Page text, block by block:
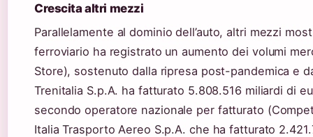
Crescita altri mezzi
Parallelamente al dominio dell’auto, altri mezzi
ferroviario ha registrato un aumento dei volumi
Store), sostenuto dalla ripresa post-pandemica e
Trenitalia S.p.A. ha fatturato 5.808.516 miliardi di
secondo operatore nazionale per fatturato
Italia Trasporto Aereo S.p.A. che ha fatturato